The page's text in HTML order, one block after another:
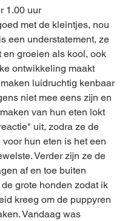
1.00 uur
met de kleintjes, nou
een understatement, ze
en groeien als kool, ook
ontwikkeling maakt
luidruchtig kenbaar
niet mee eens zijn en
van hun eten lokt
uit, zodra ze de
hun eten is het een
Verder zijn ze de
af en toe buiten
grote honden zodat ik
kreeg om de puppyren
Vandaag was